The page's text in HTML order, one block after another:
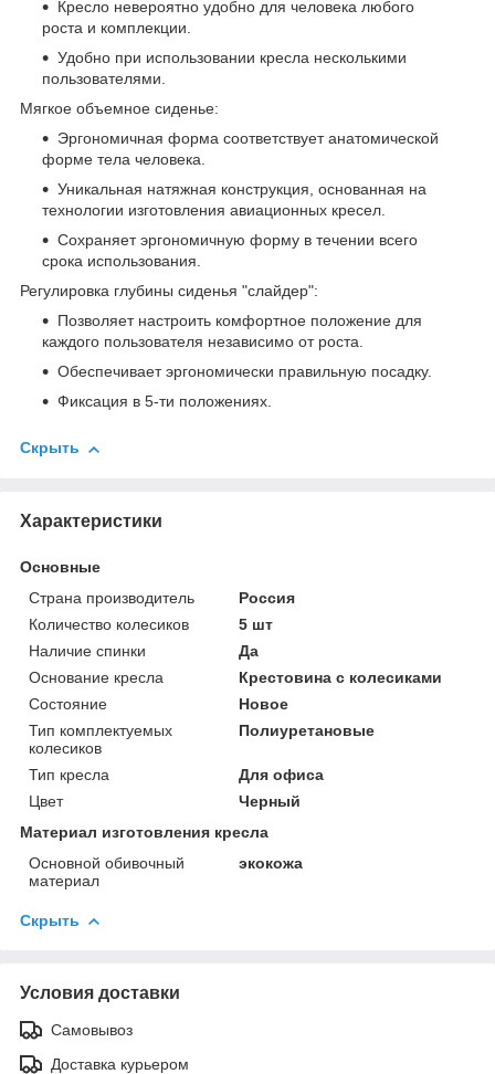
Кресло невероятно удобно для человека любого
роста и комплекции.
Удобно при использовании кресла несколькими
пользователями.
Мягкое объемное сиденье:
Эргономичная форма соответствует анатомической
форме тела человека.
Уникальная натяжная конструкция, основанная на
технологии изготовления авиационных кресел.
Сохраняет эргономичную форму в течении всего
срока использования.
Регулировка глубины сиденья "слайдер":
Позволяет настроить комфортное положение для
каждого пользователя независимо от роста.
Обеспечивает эргономически правильную посадку.
Фиксация в 5-ти положениях.
Скрыть
Характеристики
Основные
Страна производитель
Россия
Количество колесиков
5 шт
Наличие спинки
Да
Основание кресла
Крестовина с колесиками
Состояние
Новое
Тип комплектуемых
колесиков
Полиуретановые
Тип кресла
Для офиса
Цвет
Черный
Материал изготовления кресла
Основной обивочный
материал
экокожа
Скрыть
Условия доставки
Самовывоз
Доставка курьером